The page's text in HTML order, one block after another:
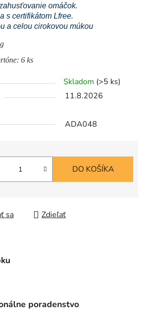
omáčok.
s certifikátom Lfree.
a celou cirokovou múkou
6 ks
Skladom (>5 ks)
11.8.2026
ADA048
DO KOŠÍKA
sa Zdieľať
poradenstvo